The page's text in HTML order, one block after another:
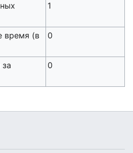
1
время (в
0
0